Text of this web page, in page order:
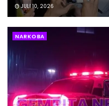
JULI 10, 2026
NARKOBA